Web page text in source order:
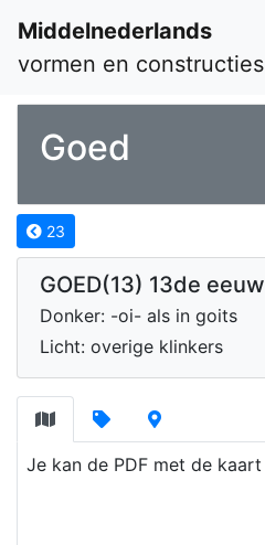
Middelnederlands
vormen en constructies
Goed
23
GOED(13) 13de eeuw
Donker: -oi- als in goits
Licht: overige klinkers
Je kan de PDF met de kaart